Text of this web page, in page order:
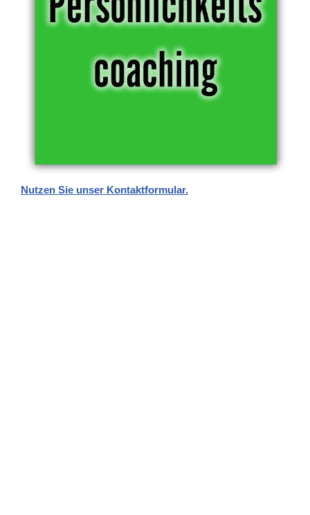
Nutzen Sie unser Kontaktformular.